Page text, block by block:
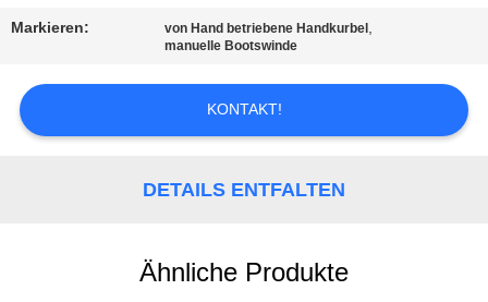
SIE
ZITAT
Markieren: von Hand betriebene Handkurbel ,
manuelle Bootswinde
KONTAKT!
DETAILS ENTFALTEN
Ähnliche Produkte